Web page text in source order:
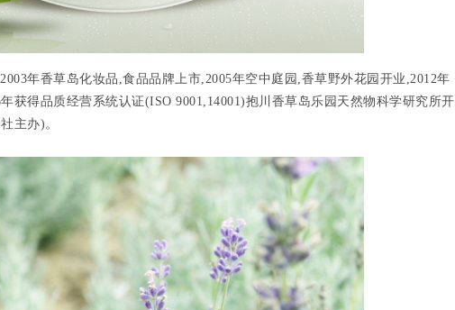
年香草岛化妆品,食品品牌上市,2005年空中庭园,香草野外花园开业,2012年
获得品质经营系统认证(ISO 9001,14001)抱川香草岛乐园天然物科学研究所开
主办)。